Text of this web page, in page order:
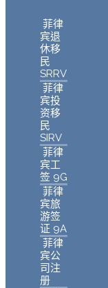
菲律
宾退
休移
民
SRRV
菲律
宾投
资移
民
SIRV
菲律
宾工
签 9G
菲律
宾旅
游签
证 9A
菲律
宾公
司注
册